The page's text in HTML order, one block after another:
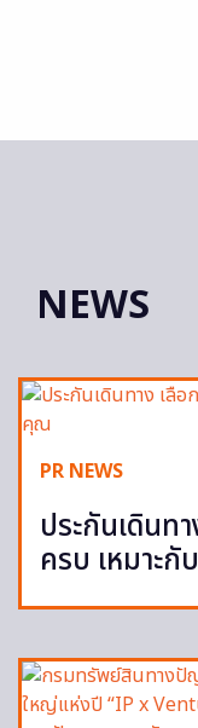
NEWS
PR NEWS
ประกันเดินท
ครบ เหมาะ